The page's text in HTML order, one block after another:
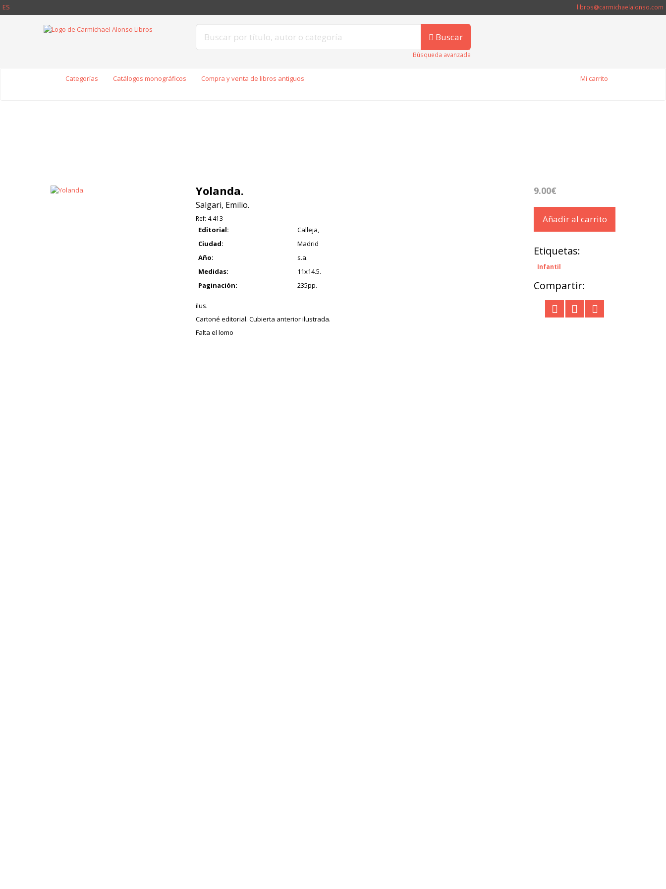
ES libros@carmichaelalonso.com
Buscar
Búsqueda avanzada
Categorías Catálogos monográficos Compra y venta de libros antiguos Mi carrito
Yolanda.
Salgari, Emilio.
Ref: 4.413
Editorial:
Calleja,
Ciudad:
Madrid
Año:
s.a.
Medidas:
11x14.5.
Paginación:
235pp.
ilus.
Cartoné editorial. Cubierta anterior ilustrada.
Falta el lomo
9.00€
Añadir al carrito
Etiquetas:
Infantil
Compartir: